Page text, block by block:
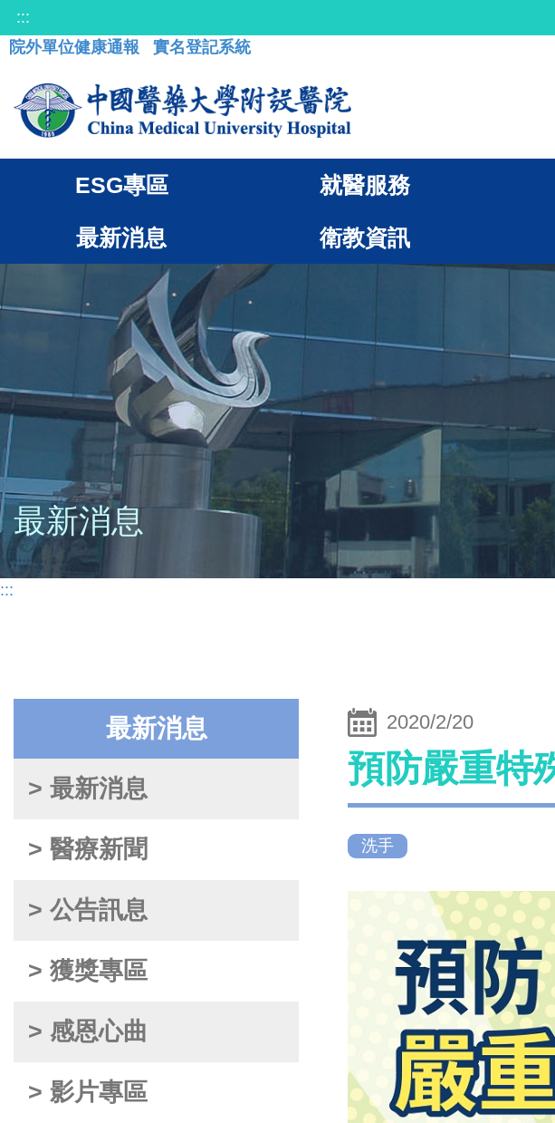
:::
院外單位健康通報
實名登記系統
ESG專區 就醫服務
最新消息 衛教資訊
最新消息
:::
最新消息
> 最新消息
> 醫療新聞
> 公告訊息
> 獲獎專區
> 感恩心曲
> 影片專區
2020/2/20
預防嚴重特
洗手